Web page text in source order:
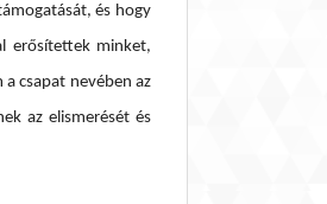
és hogy
erősítettek minket,
csapat nevében az
az elismerését és